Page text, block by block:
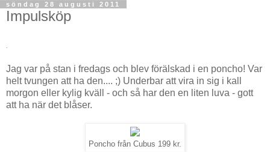
söndag 28 augusti 2011
Impulsköp
.
Jag var på stan i fredags och blev förälskad i en poncho! Var
helt tvungen att ha den.... ;) Underbar att vira in sig i kall
morgon eller kylig kväll - och så har den en liten luva - gott
att ha när det blåser.
Poncho från Cubus 199 kr.